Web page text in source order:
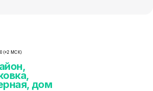
(+2 МСК)
дом